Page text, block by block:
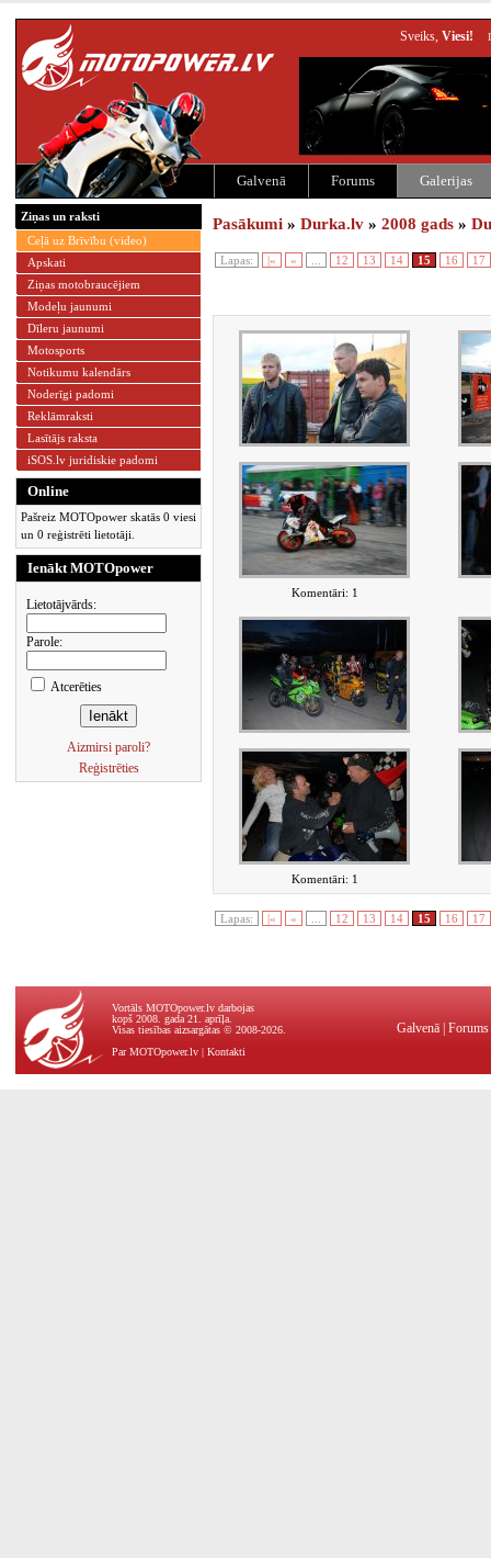
Sveiks, Viesi!
Galvenā Forums Galerijas
Ziņas un raksti
Ceļā uz Brīvību (video)
Apskati
Ziņas motobraucējiem
Modeļu jaunumi
Dīleru jaunumi
Motosports
Notikumu kalendārs
Noderīgi padomi
Reklāmraksti
Lasītājs raksta
iSOS.lv juridiskie padomi
Online
Pašreiz MOTOpower skatās 0 viesi
un 0 reģistrēti lietotāji.
Ienākt MOTOpower
Lietotājvārds:
Parole:
Atcerēties
Aizmirsi paroli?
Reģistrēties
Pasākumi » Durka.lv » 2008 gads »
Lapas: |« « 12 13 14 15 16 17
Komentāri: 1
Komentāri: 1
Lapas: |« « 12 13 14 15 16 17
Vortāls MOTOpower.lv darbojas
kopš 2008. gada 21. aprīļa.
Visas tiesības aizsargātas © 2008-2026.
Par MOTOpower.lv | Kontakti
Galvenā Forums